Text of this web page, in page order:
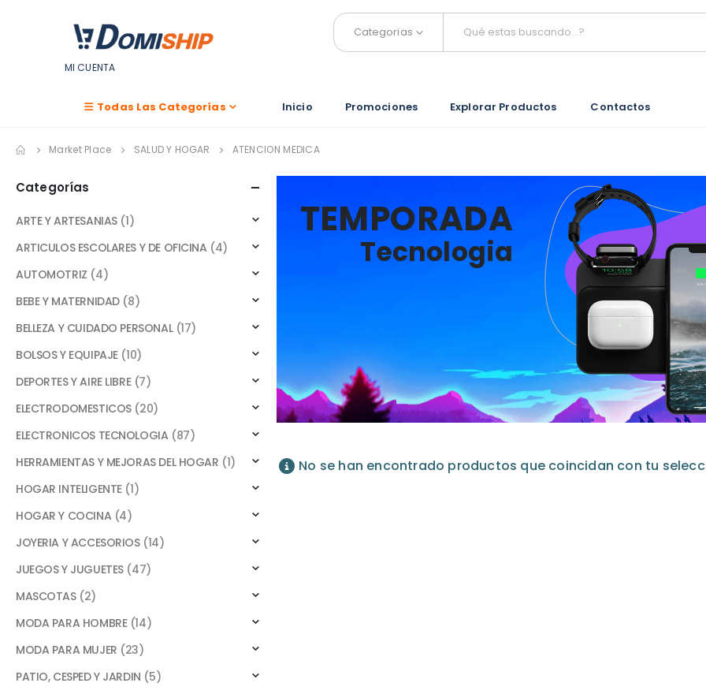
Categorias
MI CUENTA
Todas Las Categorías Inicio Promociones Explorar Productos Contactos
Market Place SALUD Y HOGAR ATENCION MEDICA
TEMPORADA
Tecnologia
No se han encontrado productos que coincidan con tu
Categorías
ARTE Y ARTESANIAS (1)
ARTICULOS ESCOLARES Y DE OFICINA (4)
AUTOMOTRIZ (4)
BEBE Y MATERNIDAD (8)
BELLEZA Y CUIDADO PERSONAL (17)
BOLSOS Y EQUIPAJE (10)
DEPORTES Y AIRE LIBRE (7)
ELECTRODOMESTICOS (20)
ELECTRONICOS TECNOLOGIA (87)
HERRAMIENTAS Y MEJORAS DEL HOGAR (1)
HOGAR INTELIGENTE (1)
HOGAR Y COCINA (4)
JOYERIA Y ACCESORIOS (14)
JUEGOS Y JUGUETES (47)
MASCOTAS (2)
MODA PARA HOMBRE (14)
MODA PARA MUJER (23)
PATIO, CESPED Y JARDIN (5)